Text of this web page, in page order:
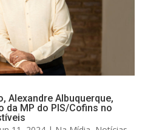
Alexandre Albuquerque,
da MP do PIS/Cofins no